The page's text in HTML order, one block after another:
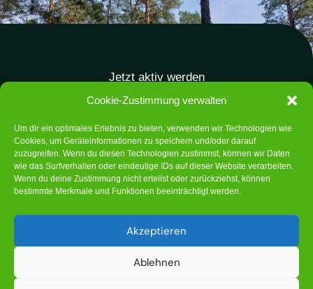
Cookie-Zustimmung verwalten
Um dir ein optimales Erlebnis zu bieten, verwenden wir Technologien wie
Cookies, um Geräteinformationen zu speichern und/oder darauf
zuzugreifen. Wenn du diesen Technologien zustimmst, können wir Daten
wie das Surfverhalten oder eindeutige IDs auf dieser Website verarbeiten.
Wenn du deine Zustimmung nicht erteilst oder zurückziehst, können
bestimmte Merkmale und Funktionen beeinträchtigt werden.
Akzeptieren
Ablehnen
Jetzt aktiv werden
Bleiben Sie informiert und unterstützen Sie unsere
Arbeit
Abonnieren Sie unseren Newsletter und werden Sie
Teil unseres Engagements für die Natur.
Entdecken Sie Mehr